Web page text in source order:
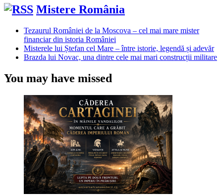
Mistere România
Tezaurul României de la Moscova – cel mai mare mister
financiar din istoria României
Misterele lui Ștefan cel Mare – între istorie, legendă și adevăr
Brazda lui Novac, una dintre cele mai mari construcții militare
You may have missed